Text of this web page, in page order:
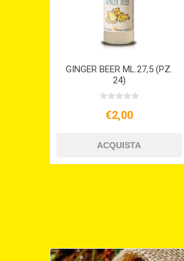
GINGER BEER ML.27,5 (PZ.
24)
€2,00